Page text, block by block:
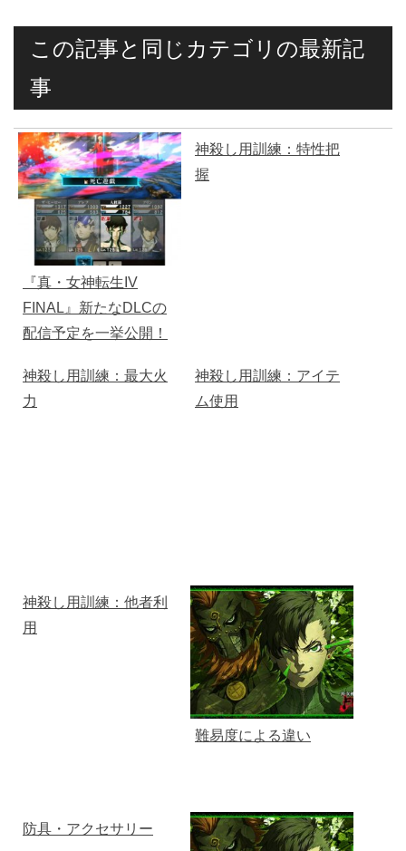
この記事と同じカテゴリの最新記
事
『真・女神転生IV
FINAL』新たなDLCの
配信予定を一挙公開！
神殺し用訓練：特性把
握
神殺し用訓練：最大火
力
神殺し用訓練：アイテ
ム使用
神殺し用訓練：他者利
用
難易度による違い
防具・アクセサリー